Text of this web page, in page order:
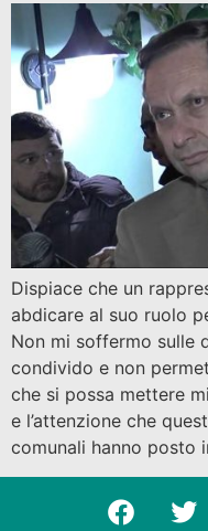
Dispiace che un
abdicare al suo ruolo
Non mi soffermo sulle
condivido e non
che si possa mettere
e l’attenzione che
comunali hanno posto